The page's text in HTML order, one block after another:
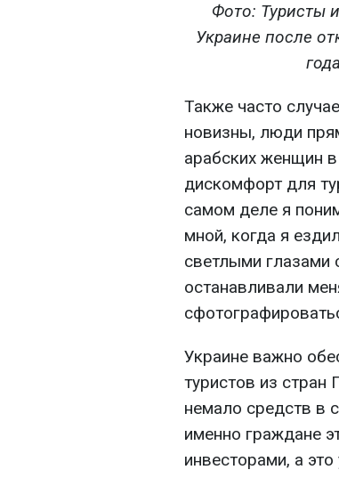
Фото: Туристы
Украине после
Также часто
новизны, люди
арабских женщин
дискомфорт для
самом деле я
мной, когда я
светлыми глазами
останавливали
Украине важно
туристов из стран
немало средств в
именно граждане
инвесторами, а